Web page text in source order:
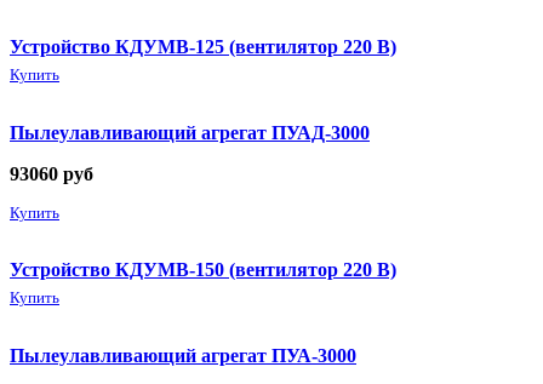
Устройство КДУМВ-125 (вентилятор 220 В)
Купить
Пылеулавливающий агрегат ПУАД-3000
93060 руб
Купить
Устройство КДУМВ-150 (вентилятор 220 В)
Купить
Пылеулавливающий агрегат ПУА-3000